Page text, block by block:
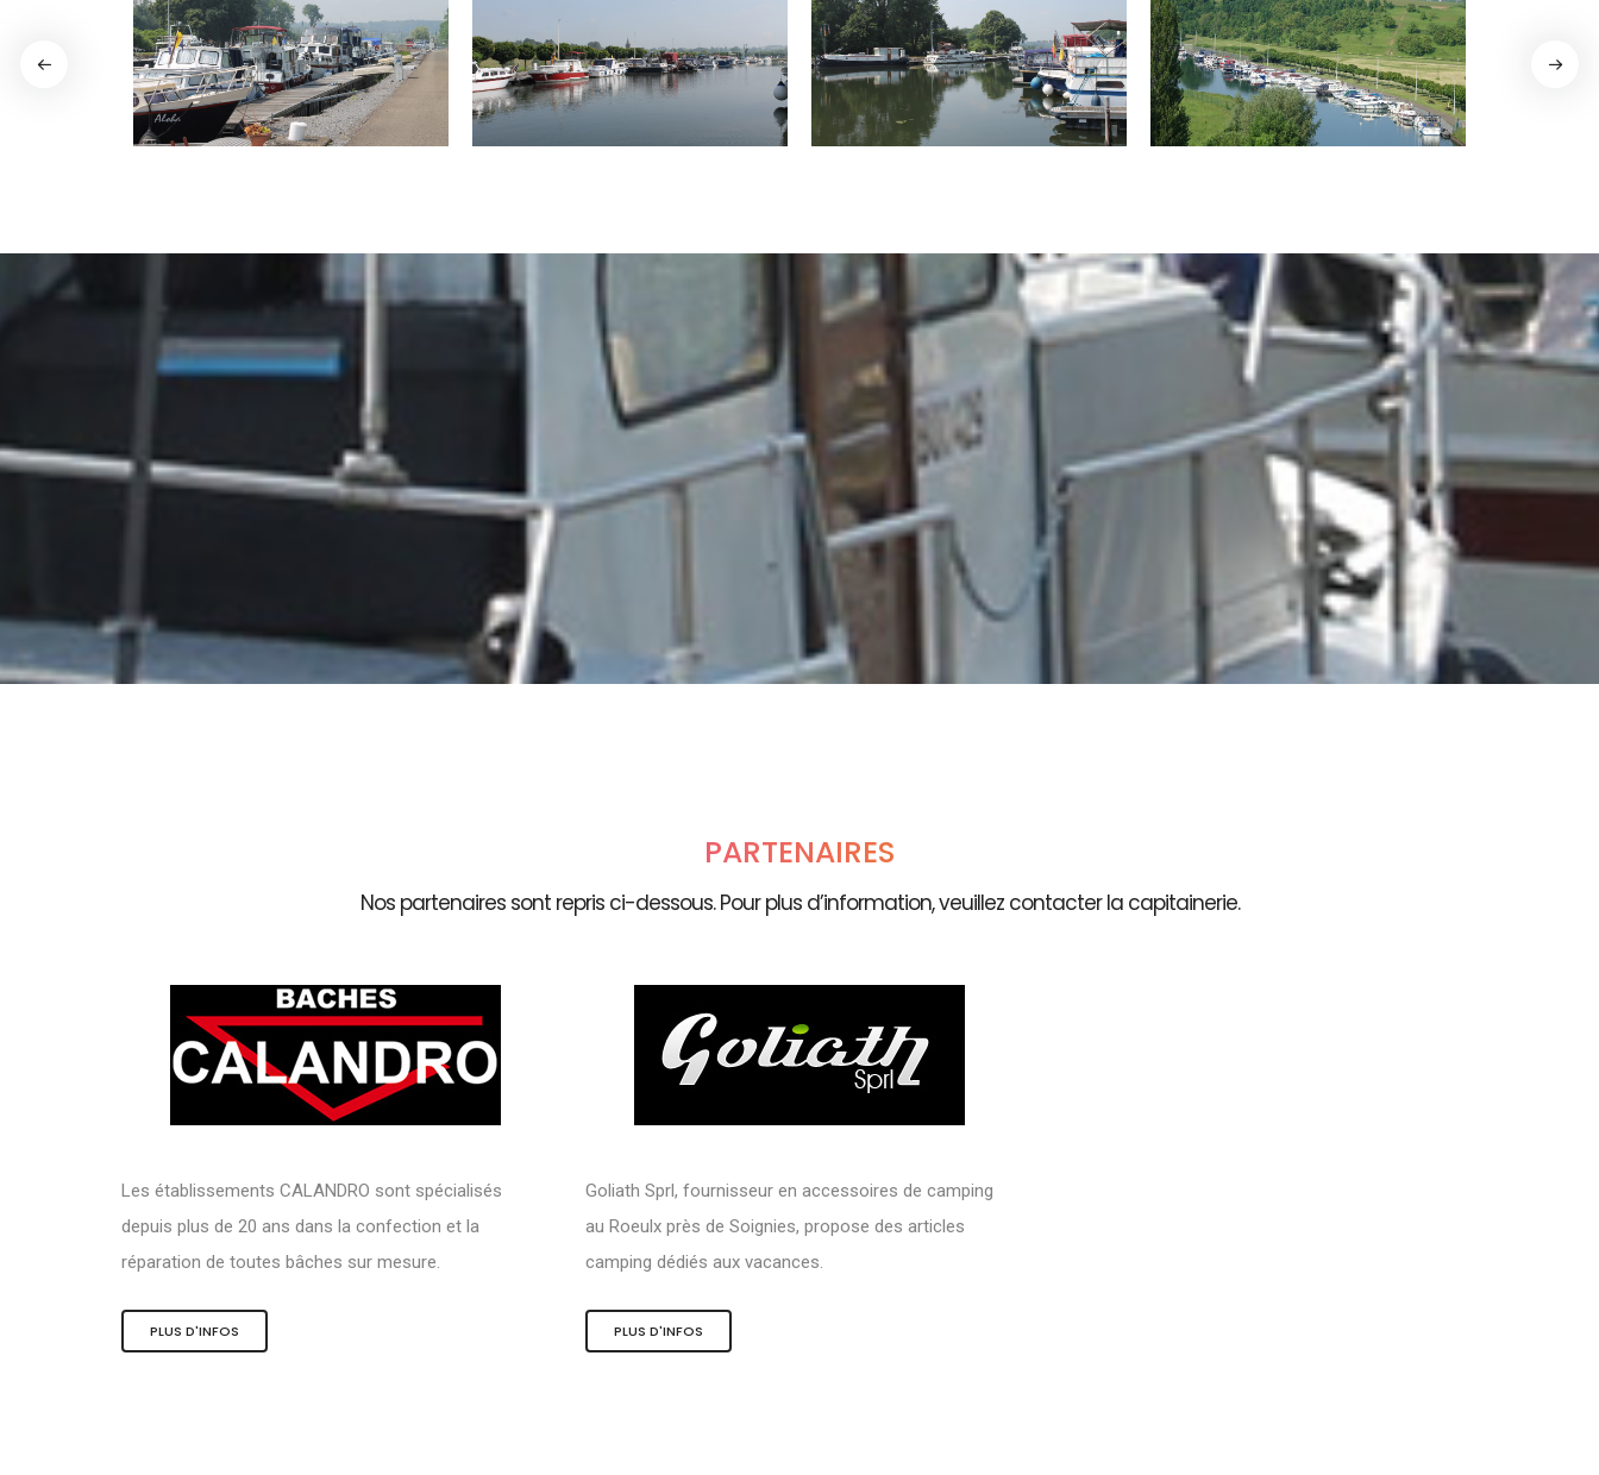
PARTENAIRES
Nos partenaires sont repris ci-dessous. Pour plus d’information, veuillez contacter la capitainerie.
Les établissements CALANDRO sont spécialisés
depuis plus de 20 ans dans la confection et la
réparation de toutes bâches sur mesure.
PLUS D'INFOS
Goliath Sprl, fournisseur en accessoires de camping
au Roeulx près de Soignies, propose des articles
camping dédiés aux vacances.
PLUS D'INFOS